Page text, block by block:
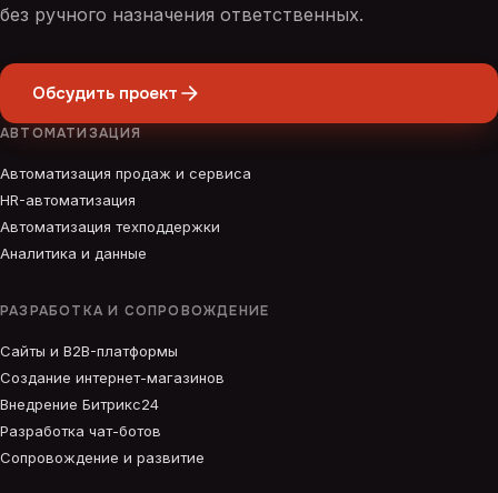
без ручного назначения ответственных.
Обсудить проект
АВТОМАТИЗАЦИЯ
Автоматизация продаж и сервиса
HR-автоматизация
Автоматизация техподдержки
Аналитика и данные
РАЗРАБОТКА И СОПРОВОЖДЕНИЕ
Сайты и B2B-платформы
Создание интернет-магазинов
Внедрение Битрикс24
Разработка чат-ботов
Сопровождение и развитие